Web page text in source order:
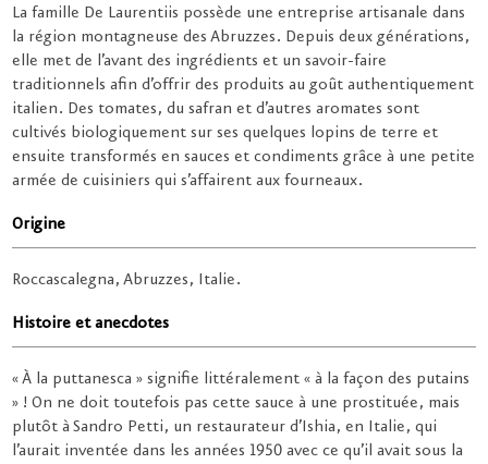
La famille De Laurentiis possède une entreprise artisanale dans
la région montagneuse des Abruzzes. Depuis deux générations,
elle met de l’avant des ingrédients et un savoir-faire
traditionnels afin d’offrir des produits au goût authentiquement
italien. Des tomates, du safran et d’autres aromates sont
cultivés biologiquement sur ses quelques lopins de terre et
ensuite transformés en sauces et condiments grâce à une petite
armée de cuisiniers qui s’affairent aux fourneaux.
Origine
Roccascalegna, Abruzzes, Italie.
Histoire et anecdotes
« À la puttanesca » signifie littéralement « à la façon des putains
» ! On ne doit toutefois pas cette sauce à une prostituée, mais
plutôt à Sandro Petti, un restaurateur d’Ishia, en Italie, qui
l’aurait inventée dans les années 1950 avec ce qu’il avait sous la